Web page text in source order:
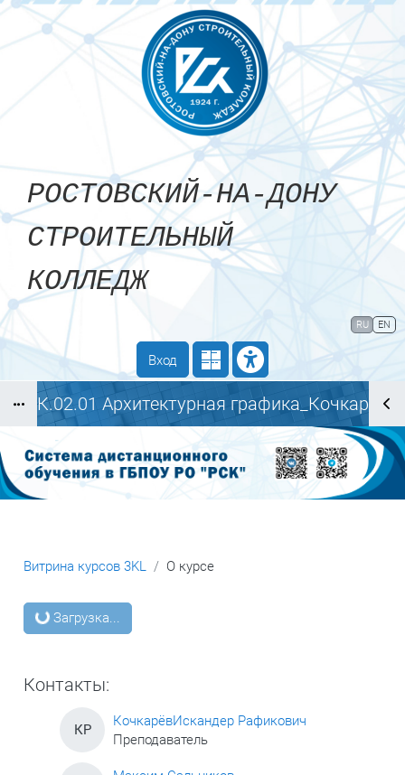
Перейти к основному содержанию
РОСТОВСКИЙ-НА-ДОНУ
СТРОИТЕЛЬНЫЙ
КОЛЛЕДЖ
Вход
Маршрут внедрения
RU EN
МДК.02.01 Архитектурная графика_Кочкарёв
И.Р.
Блоки
Витрина курсов 3KL О курсе
БлокиЗагрузка...
Контакты:
КР
КочкарёвИскандер Рафикович
Преподаватель